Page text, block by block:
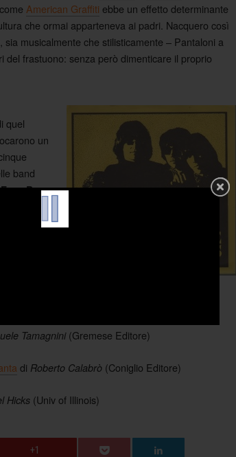
American Graffiti ebbe un effetto determinante
che ormai apparteneva ai padri. Nacquero così
sia musicalmente che stilisticamente – Pantaloni a
del frastuono: senza però dimenticare il proprio
quel
un
band
Four By
nostro
il link
Tamagnini(Gremese Editore)
di Roberto Calabrò (Coniglio Editore)
Hicks (Univ of Illinois)
+1